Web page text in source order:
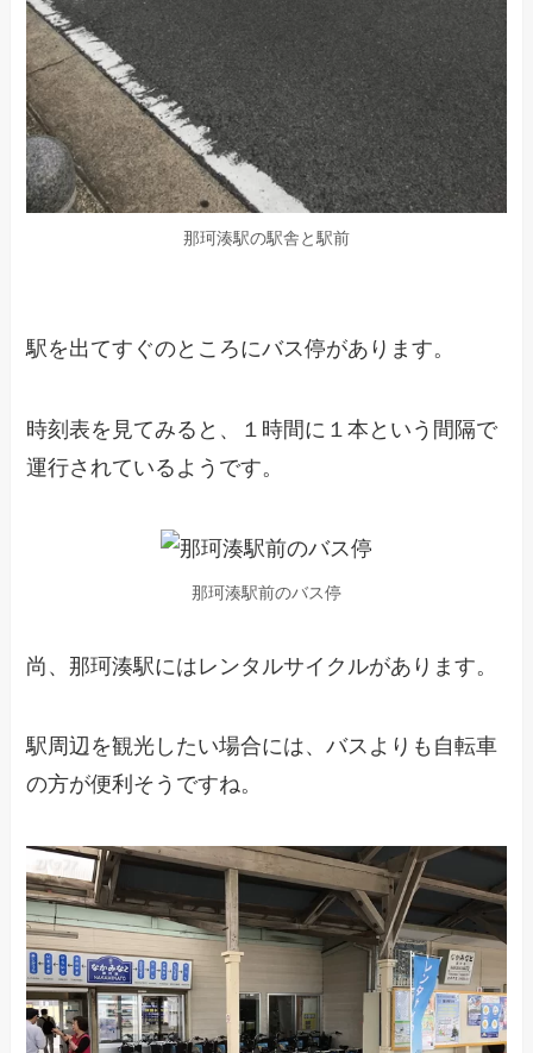
那珂湊駅の駅舎と駅前
駅を出てすぐのところにバス停があります。
時刻表を見てみると、１時間に１本という間隔で
運行されているようです。
那珂湊駅前のバス停
尚、那珂湊駅にはレンタルサイクルがあります。
駅周辺を観光したい場合には、バスよりも自転車
の方が便利そうですね。